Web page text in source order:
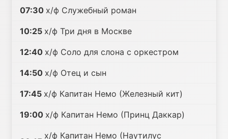
07:30 х/ф Служебный роман
10:25 х/ф Три дня в Москве
12:40 х/ф Соло для слона с оркестром
14:50 х/ф Отец и сын
17:45 х/ф Капитан Немо (Железный кит)
19:00 х/ф Капитан Немо (Принц Даккар)
х/ф Капитан Немо (Наутилус